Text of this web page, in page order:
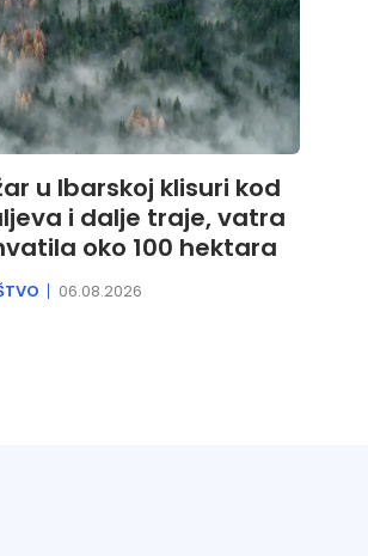
u Ibarskoj klisuri kod
i dalje traje, vatra
oko 100 hektara
06.08.2026